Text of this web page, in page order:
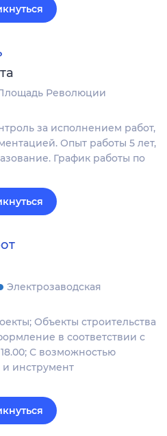
Революции
за исполнением работ,
Опыт работы 5 лет,
График работы по
Электрозаводская
Объекты строительства
в соответствии с
С возможностью
инструмент